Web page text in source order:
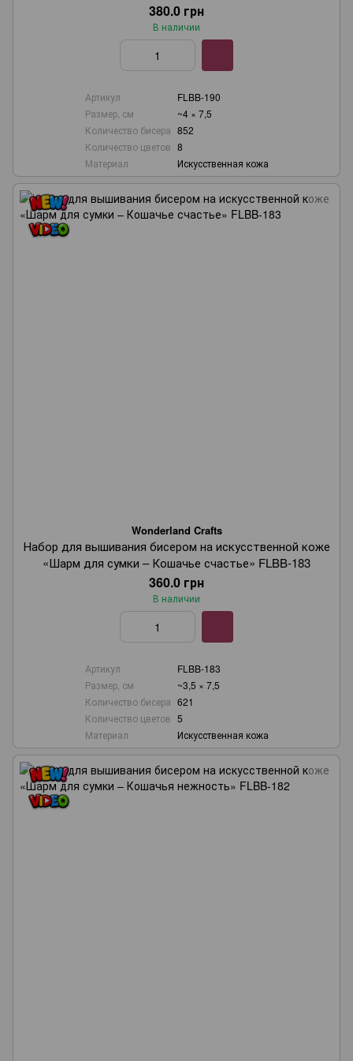
380.0 грн
В наличии
Артикул
FLBB-190
Размер, см
~4 × 7,5
Количество бисера 852
Количество цветов 8
Материал
Искусственная кожа
Wonderland Crafts
Набор для вышивания бисером на искусственной коже
«Шарм для сумки – Кошачье счастье» FLBB-183
360.0 грн
В наличии
Артикул
FLBB-183
Размер, см
~3,5 × 7,5
Количество бисера 621
Количество цветов 5
Материал
Искусственная кожа